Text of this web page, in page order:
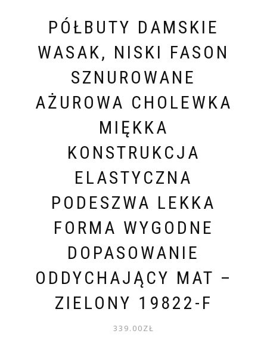
PÓŁBUTY DAMSKIE
WASAK, NISKI FASON
SZNUROWANE
AŻUROWA CHOLEWKA
MIĘKKA
KONSTRUKCJA
ELASTYCZNA
PODESZWA LEKKA
FORMA WYGODNE
DOPASOWANIE
ODDYCHAJĄCY MAT –
ZIELONY 19822-F
339.00ZŁ